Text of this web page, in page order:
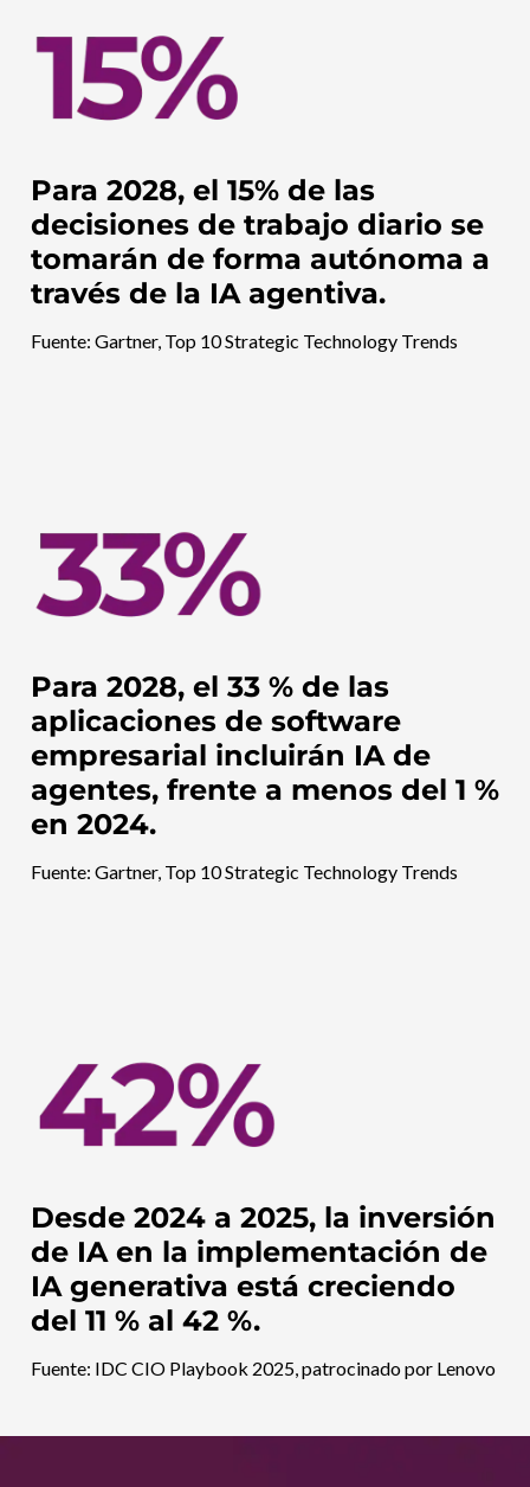
Para 2028, el 15% de las
decisiones de trabajo diario se
tomarán de forma autónoma a
través de la IA agentiva.
Fuente: Gartner, Top 10 Strategic Technology Trends
Para 2028, el 33 % de las
aplicaciones de software
empresarial incluirán IA de
agentes, frente a menos del 1 %
en 2024.
Fuente: Gartner, Top 10 Strategic Technology Trends
Desde 2024 a 2025, la inversión
de IA en la implementación de
IA generativa está creciendo
del 11 % al 42 %.
Fuente: IDC CIO Playbook 2025, patrocinado por Lenovo